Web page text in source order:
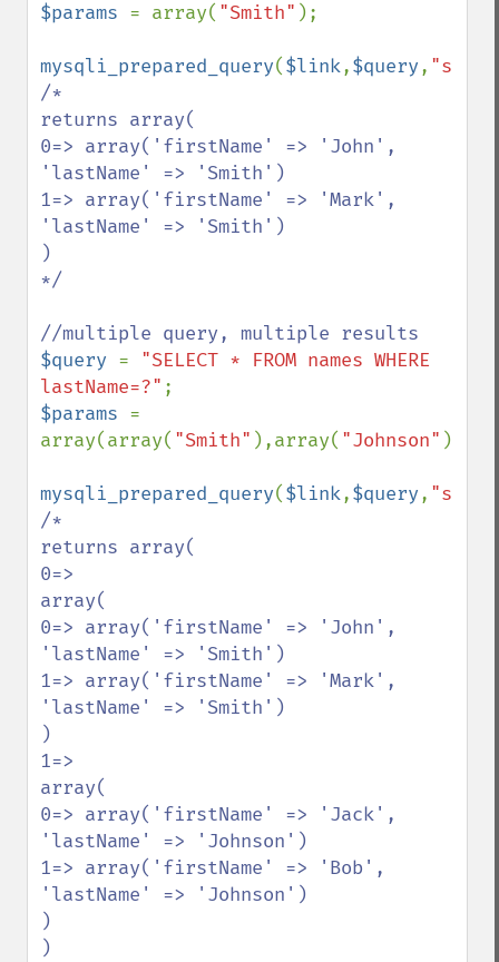
$params = array( "Smith" );
mysqli_prepared_query($link,$query, "s"
/*
returns array(
0=> array('firstName' => 'John',
'lastName' => 'Smith')
1=> array('firstName' => 'Mark',
'lastName' => 'Smith')
)
*/
$query = "SELECT * FROM names WHERE
lastName=?"
$params =
array(array( "Smith" ),array( "Johnson" ));
mysqli_prepared_query($link,$query, "s"
/*
returns array(
0=>
array(
0=> array('firstName' => 'John',
'lastName' => 'Smith')
1=> array('firstName' => 'Mark',
'lastName' => 'Smith')
)
1=>
array(
0=> array('firstName' => 'Jack',
'lastName' => 'Johnson')
1=> array('firstName' => 'Bob',
'lastName' => 'Johnson')
)
)